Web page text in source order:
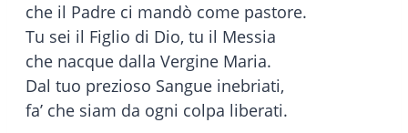
che il Padre ci mandò come pastore.
Tu sei il Figlio di Dio, tu il Messia
che nacque dalla Vergine Maria.
Dal tuo prezioso Sangue inebriati,
fa’ che siam da ogni colpa liberati.